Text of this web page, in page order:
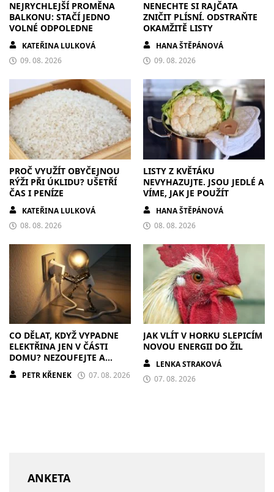
NEJRYCHLEJŠÍ PROMĚNA
BALKONU: STAČÍ JEDNO
VOLNÉ ODPOLEDNE
KATEŘINA LULKOVÁ
09. 08. 2026
NENECHTE SI RAJČATA
ZNIČIT PLÍSNÍ. ODSTRAŇTE
OKAMŽITĚ LISTY
HANA ŠTĚPÁNOVÁ
09. 08. 2026
PROČ VYUŽÍT OBYČEJNOU
RÝŽI PŘI ÚKLIDU? UŠETŘÍ
ČAS I PENÍZE
KATEŘINA LULKOVÁ
08. 08. 2026
LISTY Z KVĚTÁKU
NEVYHAZUJTE. JSOU JEDLÉ A
VÍME, JAK JE POUŽÍT
HANA ŠTĚPÁNOVÁ
08. 08. 2026
CO DĚLAT, KDYŽ VYPADNE
ELEKTŘINA JEN V ČÁSTI
DOMU? NEZOUFEJTE A
POSTUPUJTE S CHLADNOU
HLAVOU
PETR KŘENEK 07. 08. 2026
JAK VLÍT V HORKU SLEPICÍM
NOVOU ENERGII DO ŽIL
LENKA STRAKOVÁ
07. 08. 2026
ANKETA